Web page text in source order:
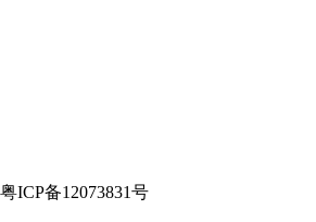
ICP备12073831号